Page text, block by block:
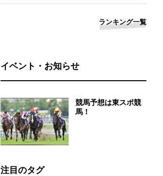
ランキング一覧
イベント・お知らせ
競馬予想は東スポ競
馬！
注目のタグ